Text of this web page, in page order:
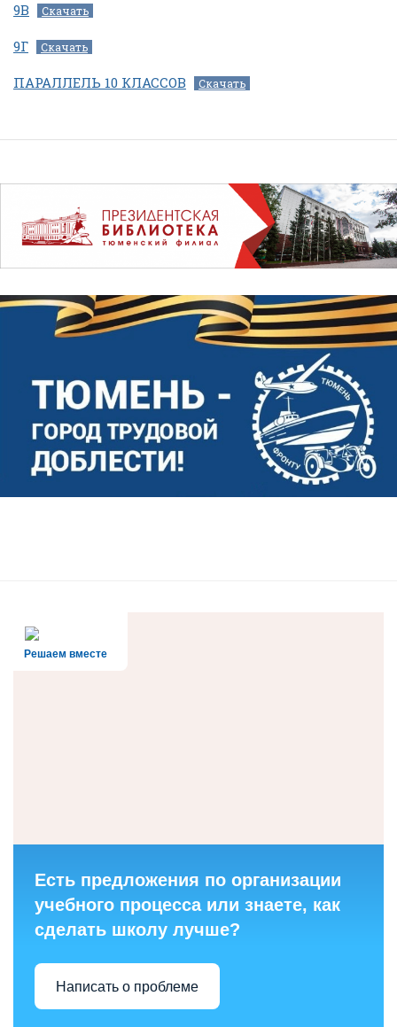
9В Скачать
9Г Скачать
ПАРАЛЛЕЛЬ 10 КЛАССОВ Скачать
Решаем вместе
Есть предложения по организации
учебного процесса или знаете, как
сделать школу лучше?
Написать о проблеме